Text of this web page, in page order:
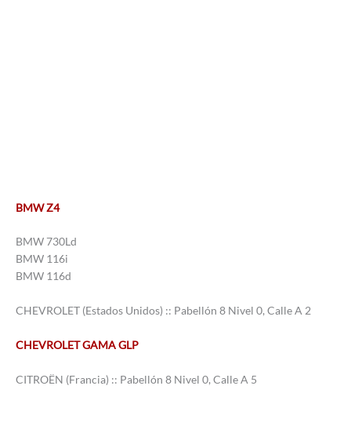
BMW Z4
BMW 730Ld
BMW 116i
BMW 116d
CHEVROLET (Estados Unidos) :: Pabellón 8 Nivel 0, Calle A 2
CHEVROLET GAMA GLP
CITROËN (Francia) :: Pabellón 8 Nivel 0, Calle A 5